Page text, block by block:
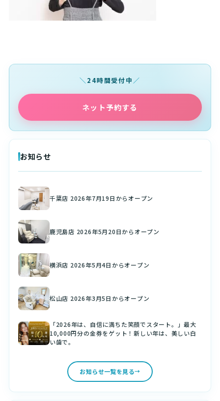
24時間受付中
ネット予約する
お知らせ
千葉店 2026年7月19日からオープン
鹿児島店 2026年5月20日からオープン
横浜店 2026年5月4日からオープン
松山店 2026年3月5日からオープン
「2026年は、自信に満ちた笑顔でスタート。」最大
10,000円分の金券をゲット！新しい年は、美しい白
い歯で。
お知らせ一覧を見る